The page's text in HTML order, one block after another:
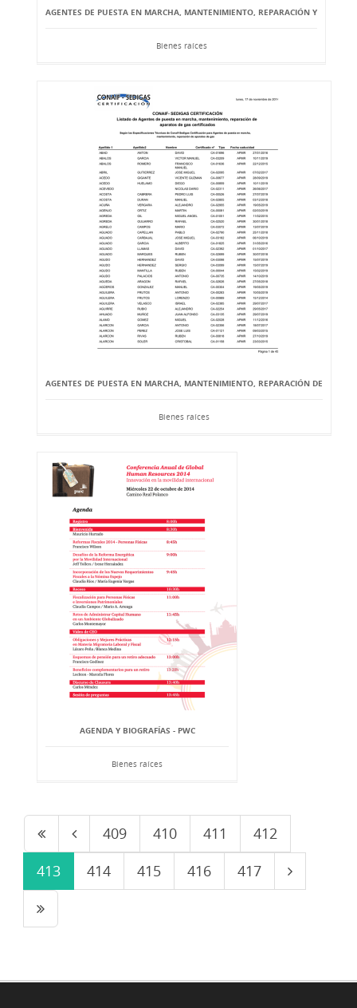
AGENTES DE PUESTA EN MARCHA, MANTENIMIENTO, REPARACIÓN Y
Bienes raíces
AGENTES DE PUESTA EN MARCHA, MANTENIMIENTO, REPARACIÓN DE
Bienes raíces
AGENDA Y BIOGRAFÍAS - PWC
Bienes raíces
409 410 411
412
413
414 415 416 417